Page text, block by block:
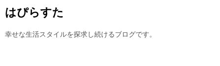
はぴらすた
幸せな生活スタイルを探求し続けるブログです。